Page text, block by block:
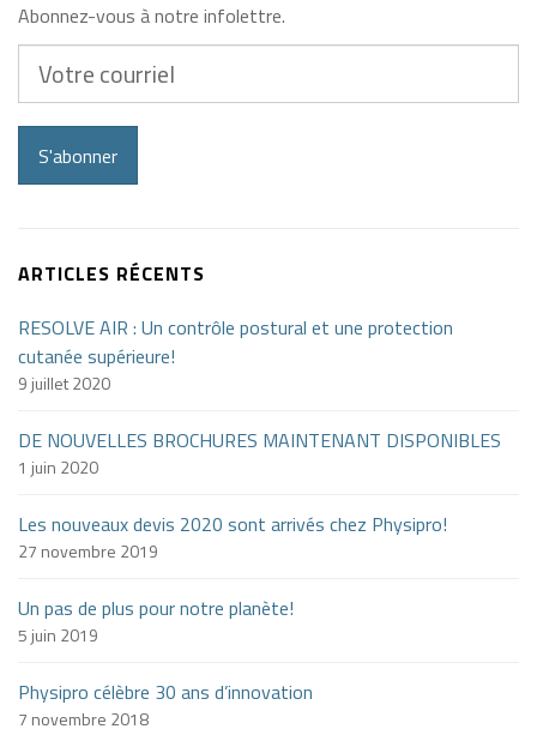
Abonnez-vous à notre infolettre.
courriel
S'abonner
ARTICLES RÉCENTS
RESOLVE AIR : Un contrôle postural et une protection
cutanée supérieure!
9 juillet 2020
DE NOUVELLES BROCHURES MAINTENANT DISPONIBLES
1 juin 2020
Les nouveaux devis 2020 sont arrivés chez Physipro!
27 novembre 2019
Un pas de plus pour notre planète!
5 juin 2019
Physipro célèbre 30 ans d’innovation
7 novembre 2018